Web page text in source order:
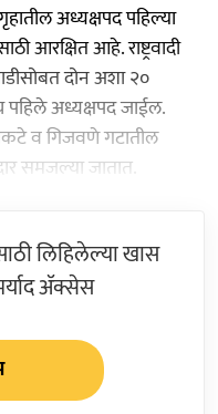
अध्यक्षपद पहिल्या
आरक्षित आहे. राष्ट्रवादी
दोन अशा २०
पहिले अध्यक्षपद जाईल.
व गिजवणे गटातील
समजल्या जातात.
लिहिलेल्या खास
ॲक्सेस